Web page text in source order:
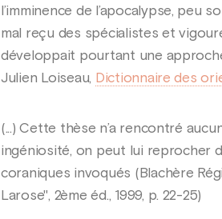
l’imminence de l’apocalypse,
mal reçu des spécialistes et
développait pourtant une
Julien Loiseau, Dictionnaire des
(...) Cette thèse n’a rencontré
ingéniosité, on peut lui reprocher
coraniques invoqués (Blachère
Larose", 2ème éd., 1999, p. 22-25)